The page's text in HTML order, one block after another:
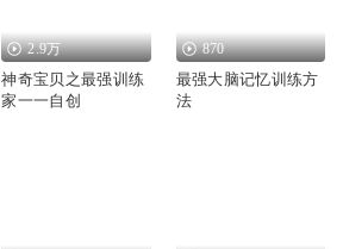
2.9万
神奇宝贝之最强训练
家一一自创
870
最强大脑记忆训练方
法